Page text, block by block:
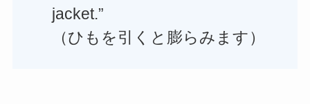
jacket.”
（ひもを引くと膨らみます）